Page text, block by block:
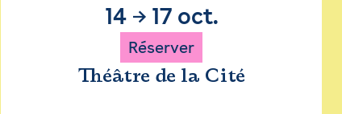
14→ 17 oct.
Réserver
Théâtre de la Cité